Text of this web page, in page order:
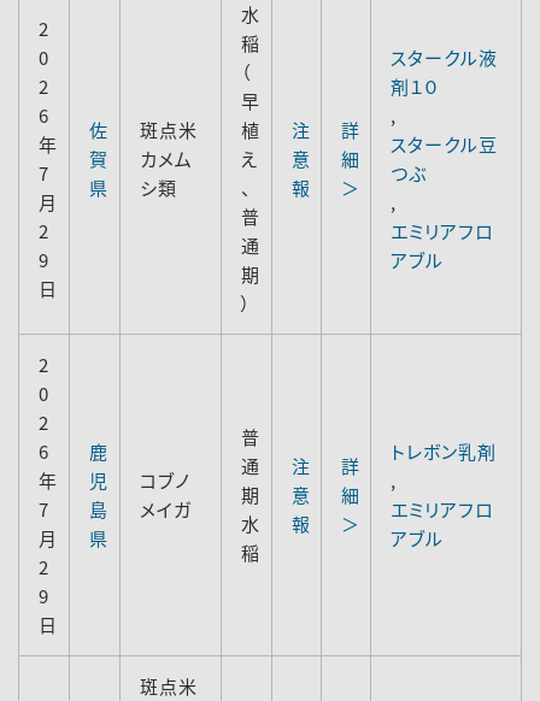
2
0
2
6
年
7
月
2
9
日
佐
賀
県
斑点米
カメム
シ類
水
稲
（
早
植
え
、
普
通
期
）
注
意
報
詳
細
＞
スタークル液
剤１０
,
スタークル豆
つぶ
,
エミリアフロ
アブル
2
0
2
6
年
7
月
2
9
日
鹿
児
島
県
コブノ
メイガ
普
通
期
水
稲
注
意
報
詳
細
＞
トレボン乳剤
,
エミリアフロ
アブル
斑点米